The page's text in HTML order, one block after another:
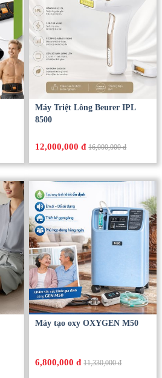
Máy Triệt Lông Beurer IPL
8500
12,000,000 đ 16,000,000 đ
Máy tạo oxy OXYGEN M50
6,800,000 đ 11,330,000 đ